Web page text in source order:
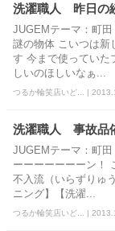
洗濯職人 昨日の
JUGEMテーマ：町
謎の物体 こいつは新
す 今まで使っていた
しいのほしいなぁ...
つるか輪笑店いど... |
洗濯職人 事故品
JUGEMテーマ：町
ーーーーーーーン！
不入流（いらずりゅ
ニング】【洗濯...
つるか輪笑店いど... |